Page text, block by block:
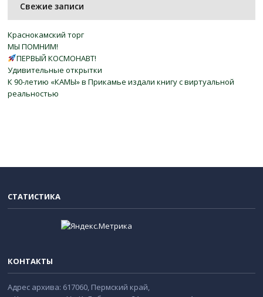
Свежие записи
Краснокамский торг
МЫ ПОМНИМ!
ПЕРВЫЙ КОСМОНАВТ!
Удивительные открытки
К 90-летию «КАМЫ» в Прикамье издали книгу с виртуальной
реальностью
СТАТИСТИКА
КОНТАКТЫ
Адрес архива: 617060, Пермский край,